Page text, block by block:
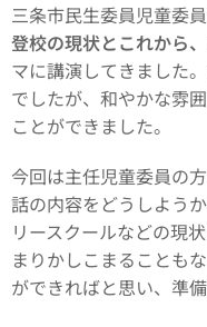
三条市民生委員児童委
登校の現状とこれから
マに講演してきました
でしたが、和やかな雰
ことができました。
今回は主任児童委員の
話の内容をどうしよう
リースクールなどの現
まりかしこまることも
ができればと思い、準